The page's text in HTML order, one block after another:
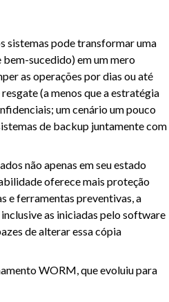
sistemas pode transformar uma
sucedido) em um mero
as operações por dias ou até
(a menos que a estratégia
um cenário um pouco
de backup juntamente com
não apenas em seu estado
oferece mais proteção
e ferramentas preventivas, a
as iniciadas pelo software
de alterar essa cópia
WORM, que evoluiu para